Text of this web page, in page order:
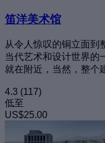
笛洋美术馆
从令人惊叹的铜立面到
当代艺术和设计世界的
就在附近，当然，整个
4.3 (117)
低至
US$25.00